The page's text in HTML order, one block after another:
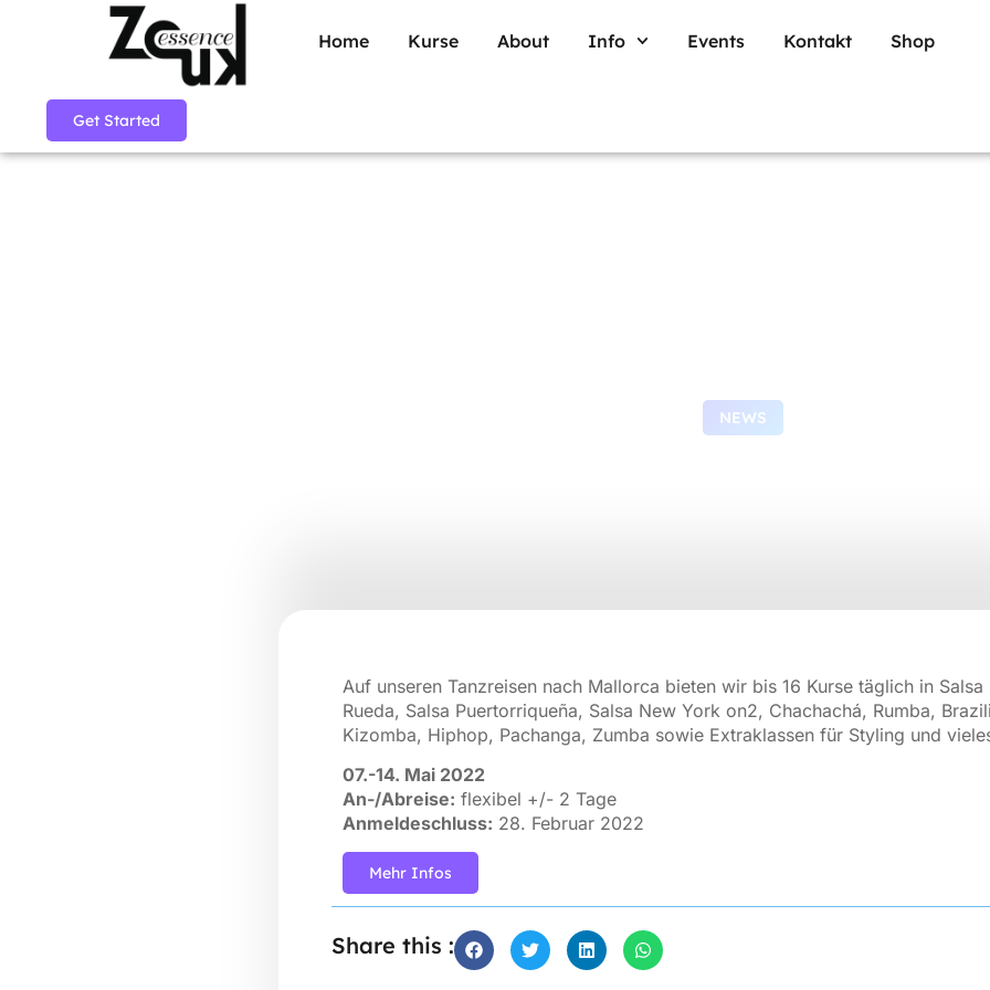
Home Kurse About Info Events Kontakt Shop
Get Started
NEWS
Auf unseren Tanzreisen nach Mallorca bieten wir bis 16 Kurse täglich in Salsa
Rueda, Salsa Puertorriqueña, Salsa New York on2, Chachachá, Rumba,
Kizomba, Hiphop, Pachanga, Zumba sowie Extraklassen für Styling und
07.-14. Mai 2022
An-/Abreise: flexibel +/- 2 Tage
Anmeldeschluss: 28. Februar 2022
Mehr Infos
Share this :